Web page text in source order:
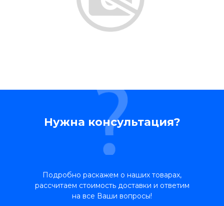
Нужна консультация?
Подробно раскажем о наших товарах,
рассчитаем стоимость доставки и ответим
на все Ваши вопросы!